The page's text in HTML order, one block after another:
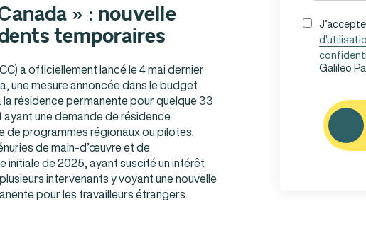
» : nouvelle
temporaires
a officiellement lancé le 4 mai dernier
une mesure annoncée dans le budget
résidence permanente pour quelque 33
une demande de résidence
programmes régionaux ou pilotes.
de main-d’œuvre et de
initiale de 2025, ayant suscité un intérêt
intervenants y voyant une nouvelle
pour les travailleurs étrangers
UNTITLED
(NÉCESSAIRE)
Galileo